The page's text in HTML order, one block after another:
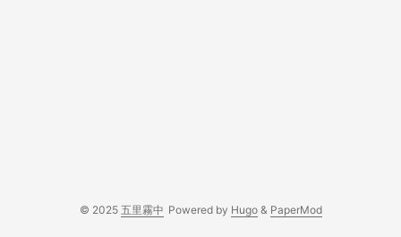
© 2025 五里霧中 Powered by Hugo& PaperMod